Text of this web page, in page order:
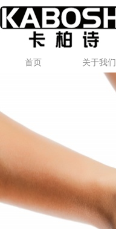
首页 关于我们